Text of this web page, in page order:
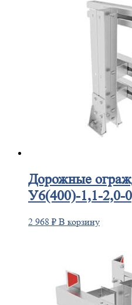
Дорожные
У6(400)-1,1-2,0-
2 968 ₽ В корзину